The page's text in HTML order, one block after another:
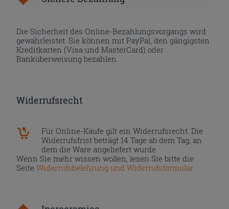
Die Sicherheit des Online-Bezahlungsvorgangs wird
gewährleistet. Sie können mit PayPal, den gängigsten
Kreditkarten (Visa und MasterCard) oder
Banküberweisung bezahlen.
Widerrufsrecht
Für Online-Käufe gilt ein Widerrufsrecht. Die
Widerrufsfrist beträgt 14 Tage ab dem Tag, an
dem die Ware angeliefert wurde.
Wenn Sie mehr wissen wollen, lesen Sie bitte die
SeiteWiderrufsbelehrung und Widerrufsformular.